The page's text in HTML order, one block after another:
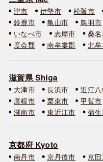
津市 伊勢市 松阪市
鈴鹿市
亀山市 鳥羽市
いなべ市
志摩市 桑
度会郡
南牟婁郡 北
滋賀県 Shiga
大津市 長浜市 近江
彦根市
栗東市 甲賀市
湖南市
東近江市 蒲
京都府 Kyoto
南丹市 京丹後市 京